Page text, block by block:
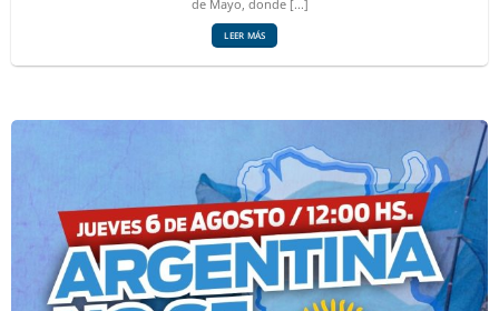
de Mayo, donde [...]
LEER MÁS